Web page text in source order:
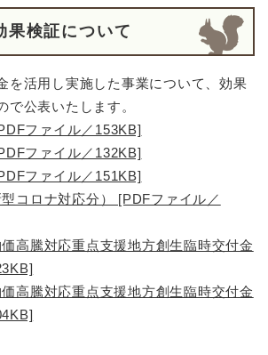
果検証について
を活用し実施した事業について、効果
で公表いたします。
ファイル／153KB]
ファイル／132KB]
ファイル／151KB]
コロナ対応分） [PDFファイル／
高騰対応重点支援地方創生臨時交付金
高騰対応重点支援地方創生臨時交付金